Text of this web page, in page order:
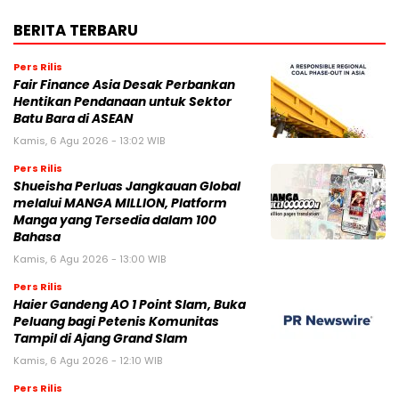
BERITA TERBARU
Pers Rilis
Fair Finance Asia Desak Perbankan
Hentikan Pendanaan untuk Sektor
Batu Bara di ASEAN
Kamis, 6 Agu 2026 - 13:02 WIB
Pers Rilis
Shueisha Perluas Jangkauan Global
melalui MANGA MILLION, Platform
Manga yang Tersedia dalam 100
Bahasa
Kamis, 6 Agu 2026 - 13:00 WIB
Pers Rilis
Haier Gandeng AO 1 Point Slam, Buka
Peluang bagi Petenis Komunitas
Tampil di Ajang Grand Slam
Kamis, 6 Agu 2026 - 12:10 WIB
Pers Rilis